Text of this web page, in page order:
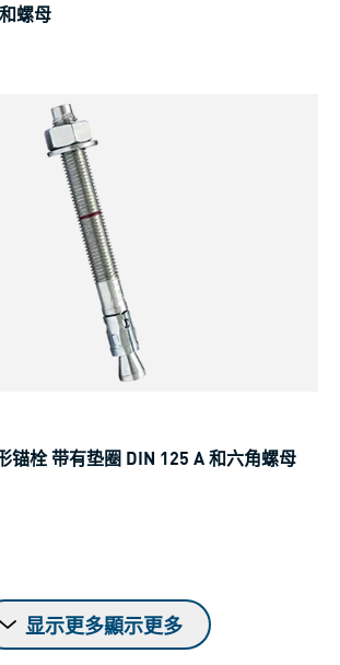
螺母
锚栓 带有垫圈 DIN 125 A 和六角螺母
显示更多顯示更多